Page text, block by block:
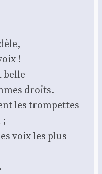
!
belle
droits.
les trom­pettes
;
voix les plus